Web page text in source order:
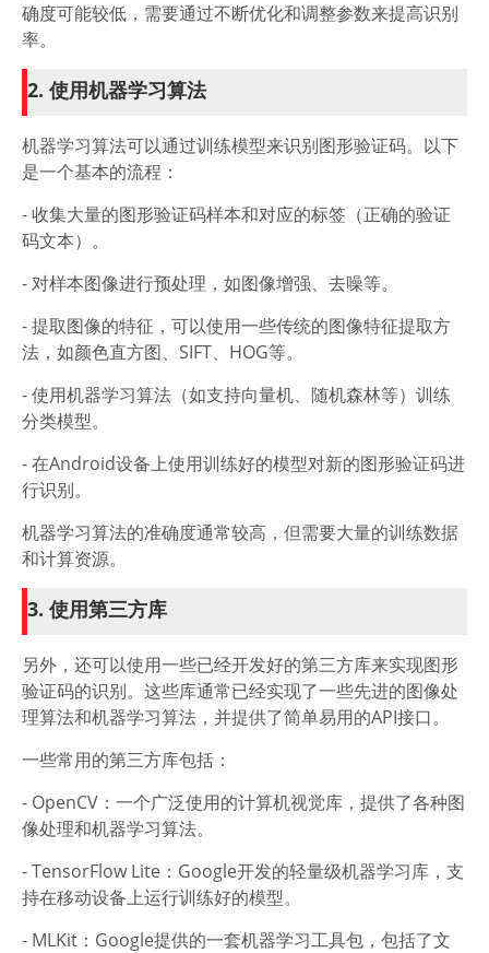
确度可能较低，需要通过不断优化和调整参数来提高识别
率。
2. 使用机器学习算法
机器学习算法可以通过训练模型来识别图形验证码。以下
是一个基本的流程：
- 收集大量的图形验证码样本和对应的标签（正确的验证
码文本）。
- 对样本图像进行预处理，如图像增强、去噪等。
- 提取图像的特征，可以使用一些传统的图像特征提取方
法，如颜色直方图、SIFT、HOG等。
- 使用机器学习算法（如支持向量机、随机森林等）训练
分类模型。
- 在Android设备上使用训练好的模型对新的图形验证码进
行识别。
机器学习算法的准确度通常较高，但需要大量的训练数据
和计算资源。
3. 使用第三方库
另外，还可以使用一些已经开发好的第三方库来实现图形
验证码的识别。这些库通常已经实现了一些先进的图像处
理算法和机器学习算法，并提供了简单易用的API接口。
一些常用的第三方库包括：
- OpenCV：一个广泛使用的计算机视觉库，提供了各种图
像处理和机器学习算法。
- TensorFlow Lite：Google开发的轻量级机器学习库，支
持在移动设备上运行训练好的模型。
- MLKit：Google提供的一套机器学习工具包，包括了文